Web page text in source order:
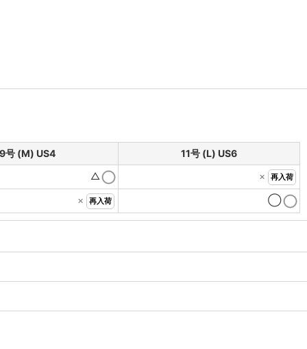
号 (M) US4
11号 (L) US6
△
× 再入荷
× 再入荷 ◯